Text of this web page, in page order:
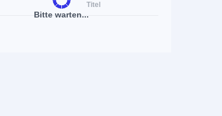
Bitte warten...
Titel